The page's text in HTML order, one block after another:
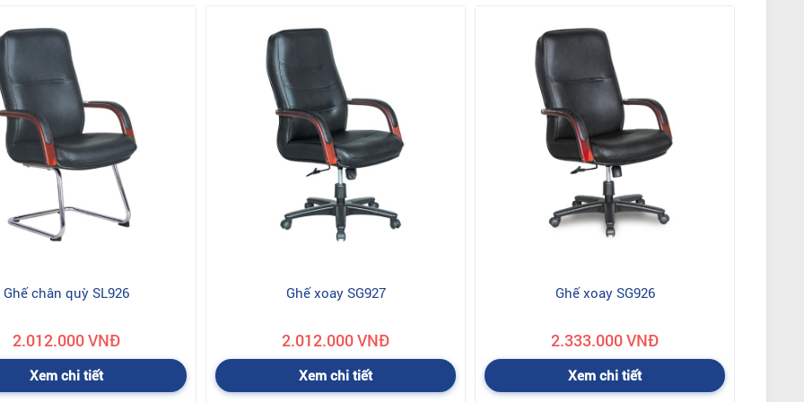
Ghế chân quỳ SL926
2.012.000 VNĐ
Xem chi tiết
Ghế xoay SG927
2.012.000 VNĐ
Xem chi tiết
Ghế xoay SG926
2.333.000 VNĐ
Xem chi tiết